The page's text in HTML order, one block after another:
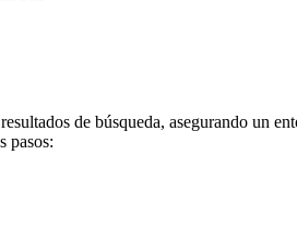
de búsqueda, asegurando un
pasos: